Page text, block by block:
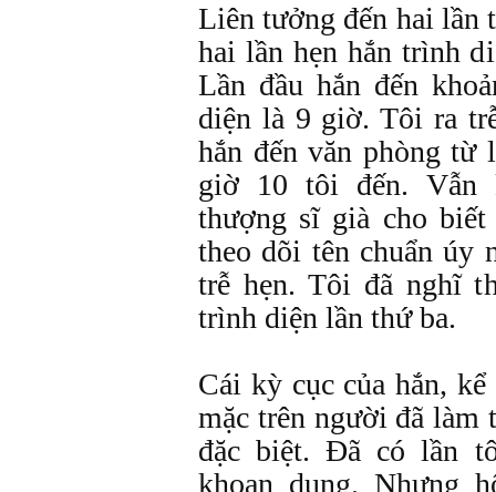
Liên tưởng đến hai lần
hai lần hẹn hắn trình
Lần đầu hắn đến
diện là 9 giờ. Tôi ra
hắn đến văn phòng từ
giờ 10 tôi đến. Vẫn
thượng sĩ già cho
theo dõi tên chuẩn úy
trễ hẹn. Tôi đã nghĩ
trình diện lần thứ ba.
Cái kỳ cục của hắn,
mặc trên người đã
đặc biệt. Đã có lần
khoan dung. Nhưng